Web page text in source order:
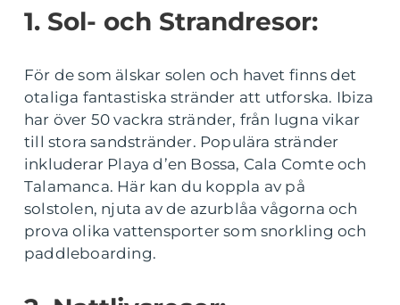
1. Sol- och Strandresor:
För de som älskar solen och havet finns det
otaliga fantastiska stränder att utforska. Ibiza
har över 50 vackra stränder, från lugna vikar
till stora sandstränder. Populära stränder
inkluderar Playa d’en Bossa, Cala Comte och
Talamanca. Här kan du koppla av på
solstolen, njuta av de azurblåa vågorna och
prova olika vattensporter som snorkling och
paddleboarding.